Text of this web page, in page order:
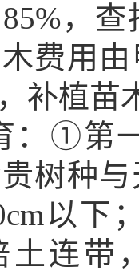
85%，
费用
补植苗
：①第
树种
以下
土连带